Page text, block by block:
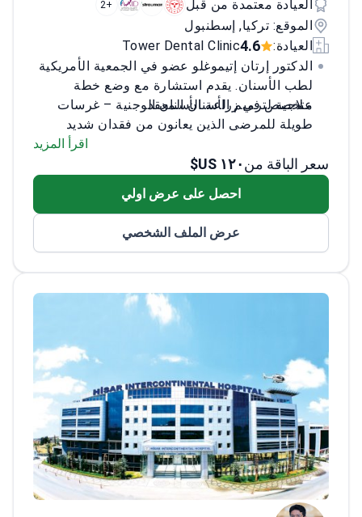
العيادة معتمدة من قبل +2
الموقع: تركيا, إسطنبول
العيادة:
4.6
Tower Dental Clinic
الدكتور إرتان إتيموغلو عضو في الجمعية الأمريكية
لطب الأسنان. يقدم استشارة مع وضع خطة
علاجية لترميم الأسنان المعقد.
متخصص في زراعة الأسنان الوجنية – غرسات
طويلة للمرضى الذين يعانون من فقدان شديد
ينفذ طرق All-on-4 و All-on-6 لاستعادة وظيفة
ذو خبرة في جراحة الفم بما في ذلك إجراءات
الهيئة التنظيمية المهنية المحلية في تركيا
اقرأ المزيد
سعر الباقة من١٢٠ US$
احصل على عرض اولي
عرض الملف الشخصي